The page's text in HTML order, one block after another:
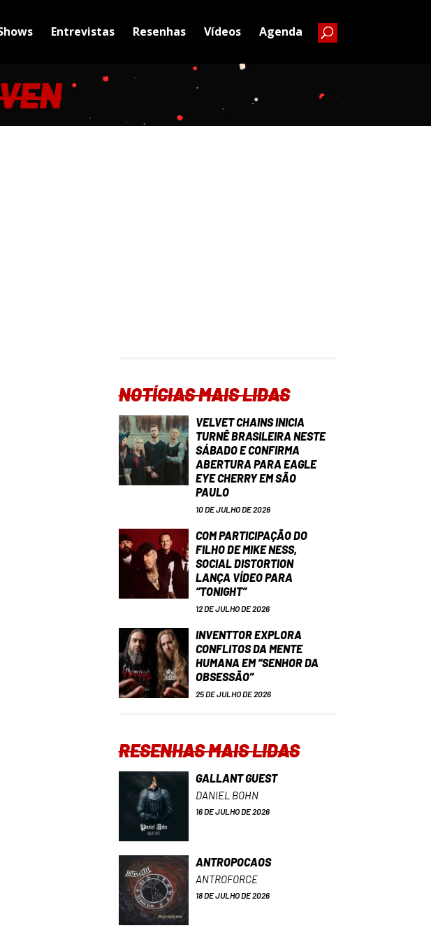
Entrevistas Resenhas Vídeos Agenda
NOTÍCIAS MAIS LIDAS
VELVET CHAINS INICIA
TURNÊ BRASILEIRA NESTE
SÁBADO E CONFIRMA
ABERTURA PARA EAGLE
EYE CHERRY EM SÃO
PAULO
10 DE JULHO DE 2026
COM PARTICIPAÇÃO DO
FILHO DE MIKE NESS,
SOCIAL DISTORTION
LANÇA VÍDEO PARA
“TONIGHT”
12 DE JULHO DE 2026
INVENTTOR EXPLORA
CONFLITOS DA MENTE
HUMANA EM “SENHOR DA
OBSESSÃO”
25 DE JULHO DE 2026
RESENHAS MAIS LIDAS
GALLANT GUEST
DANIEL BOHN
16 DE JULHO DE 2026
ANTROPOCAOS
ANTROFORCE
18 DE JULHO DE 2026